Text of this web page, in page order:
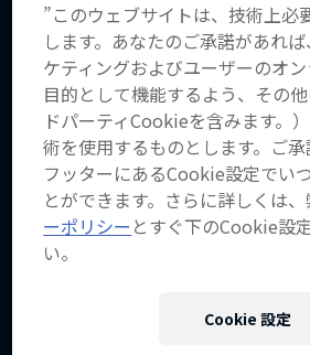
作品名【Miles
”このウェブサイトは、技術上必
します。あなたのご承諾があれ
ケティングおよびユーザーのオ
目的として機能するよう、その
ドパーティCookieを含みます。
術を使用するものとします。ご
フッターにあるCookie設定でい
とができます。さらに詳しくは
ーポリシー とすぐ下のCookie設
い。
Cookie 設定